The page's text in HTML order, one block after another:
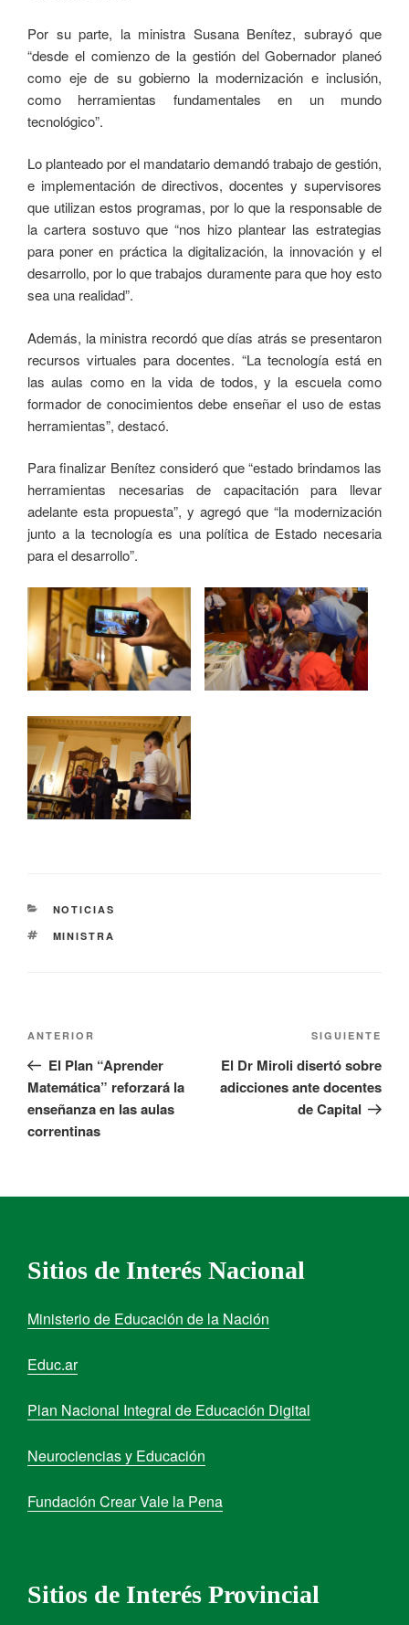
Por su parte, la ministra Susana Benítez, subrayó que
“desde el comienzo de la gestión del Gobernador planeó
como eje de su gobierno la modernización e inclusión,
como herramientas fundamentales en un mundo
tecnológico”.
Lo planteado por el mandatario demandó trabajo de gestión,
e implementación de directivos, docentes y supervisores
que utilizan estos programas, por lo que la responsable de
la cartera sostuvo que “nos hizo plantear las estrategias
para poner en práctica la digitalización, la innovación y el
desarrollo, por lo que trabajos duramente para que hoy esto
sea una realidad”.
Además, la ministra recordó que días atrás se presentaron
recursos virtuales para docentes. “La tecnología está en
las aulas como en la vida de todos, y la escuela como
formador de conocimientos debe enseñar el uso de estas
herramientas”, destacó.
Para finalizar Benítez consideró que “estado brindamos las
herramientas necesarias de capacitación para llevar
adelante esta propuesta”, y agregó que “la modernización
junto a la tecnología es una política de Estado necesaria
para el desarrollo”.
NOTICIAS
MINISTRA
ANTERIOR
El Plan “Aprender
Matemática” reforzará la
enseñanza en las aulas
correntinas
SIGUIENTE
El Dr Miroli disertó sobre
adicciones ante docentes
de Capital
Sitios de Interés Nacional
Ministerio de Educación de la Nación
Educ.ar
Plan Nacional Integral de Educación Digital
Neurociencias y Educación
Fundación Crear Vale la Pena
Sitios de Interés Provincial